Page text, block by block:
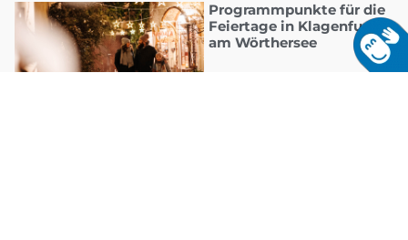
Programmpunkte für die
Feiertage in Klagenfurt
am Wörthersee